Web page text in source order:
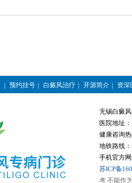
| 预约挂号 | 白癜风治疗 | 开源简介 | 资深
无锡白癜
医院地址
健康咨询
地铁路线
手机官方网
苏ICP备
考 不能作